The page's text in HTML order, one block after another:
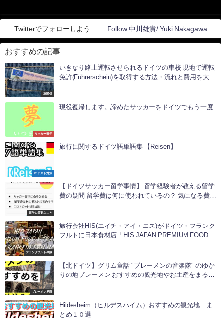
Twitterでフォローしよう Follow 中川雄貴/ Yuki Nakagawa
おすすめの記事
車関係
いきなり路上運転させられるドイツの車校 現地で運転
免許(Führerschein)を取得する方法・流れと費用を大公
サッカー留学
現役復帰します。諦めたサッカーをドイツでもう一度
B1テスト対策
旅行に関するドイツ語単語集 【Reisen】
留学に必要なこと
【ドイツサッカー留学事情】 留学経験者が教える留学
費の疑問 留学費は何に使われているの？ 気になる費用
フランクフルト界隈
旅行会社HIS(エイチ・アイ・エス)がドイツ・フランク
フルトに日本食材店「HIS JAPAN PREMIUM FOOD &
ブレーメン界隈
【北ドイツ】グリム童話 "ブレーメンの音楽隊" のゆか
りの地ブレーメン おすすめの観光地やお土産をまるッ
Hildesheim（ヒルデスハイム）おすすめの観光地 ま
とめ１０選